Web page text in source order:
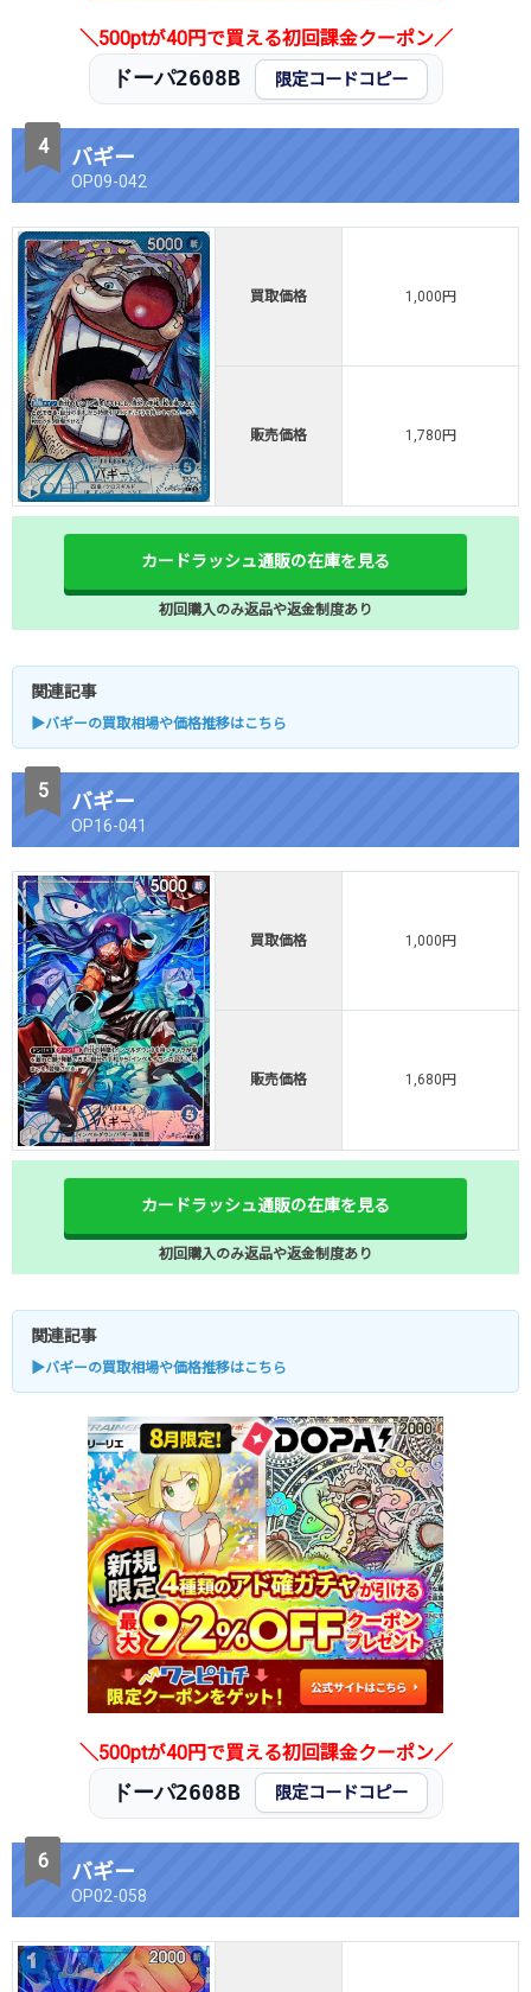
＼500ptが40円で買える初回課金クーポン／
ドーパ2608B 限定コードコピー
バギー
OP09-042
買取価格 1,000円
販売価格 1,780円
カードラッシュ通販の在庫を見る
初回購入のみ返品や返金制度あり
関連記事
▶バギーの買取相場や価格推移はこちら
バギー
OP16-041
買取価格 1,000円
販売価格 1,680円
カードラッシュ通販の在庫を見る
初回購入のみ返品や返金制度あり
関連記事
▶バギーの買取相場や価格推移はこちら
＼500ptが40円で買える初回課金クーポン／
ドーパ2608B 限定コードコピー
バギー
OP02-058